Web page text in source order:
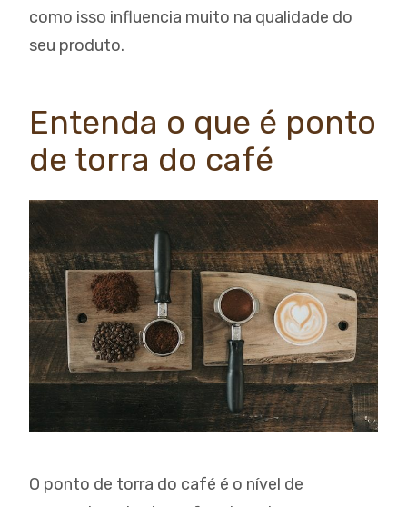
como isso influencia muito na qualidade do
seu produto.
Entenda o que é ponto
de torra do café
O ponto de torra do café é o nível de